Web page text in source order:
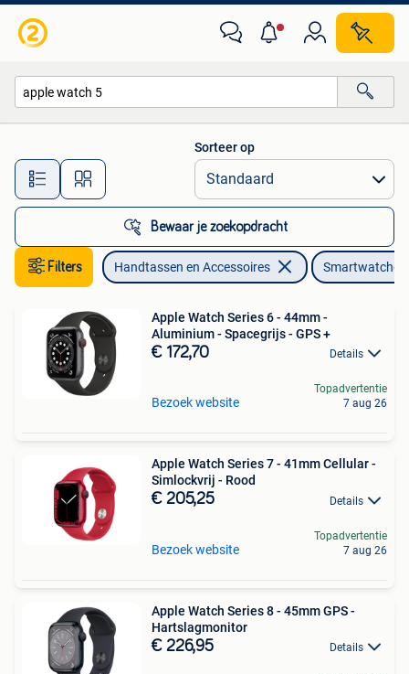
Alle afstanden…
Sorteer op
Bewaar je zoekopdracht
Filters Handtassen en Accessoires Smartwatches
Apple Watch Series 6 - 44mm -
Aluminium - Spacegrijs - GPS +
€ 172,70 Details
Bezoek website
Topadvertentie
7 aug 26
Apple Watch Series 7 - 41mm Cellular -
Simlockvrij - Rood
€ 205,25 Details
Bezoek website
Topadvertentie
7 aug 26
Apple Watch Series 8 - 45mm GPS -
Hartslagmonitor
€ 226,95 Details